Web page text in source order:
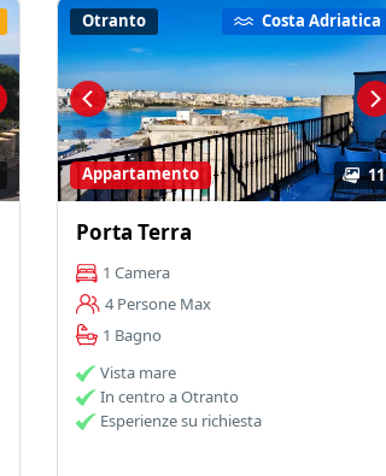
11
Otranto Costa Adriatica
Appartamento
Porta Terra
1 Camera
4 Persone Max
1 Bagno
Vista mare
In centro a Otranto
Esperienze su richiesta